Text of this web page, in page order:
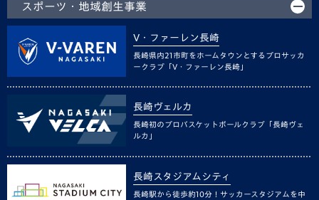
スポーツ・地域創生事業
V・ファーレン長崎
長崎県内21市町をホームタウンとするプロサッカ
ークラブ「V・ファーレン長崎」
長崎ヴェルカ
長崎初のプロバスケットボールクラブ「長崎ヴェ
ルカ」
長崎スタジアムシティ
長崎駅から徒歩約10分！サッカースタジアムを中